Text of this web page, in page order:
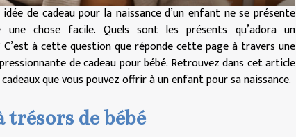
de cadeau pour la naissance d’un enfant ne se présente
une chose facile. Quels sont les présents qu’adora un
C’est à cette question que réponde cette page à travers une
de cadeau pour bébé. Retrouvez dans cet article
que vous pouvez offrir à un enfant pour sa naissance.
trésors de bébé